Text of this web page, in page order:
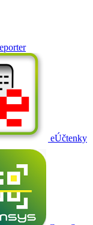
eÚčtenky